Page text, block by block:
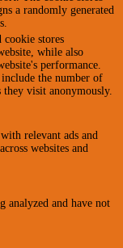
a randomly generated
stores
while also
performance.
the number of
they visit anonymously.
relevant ads and
websites and
analyzed and have not